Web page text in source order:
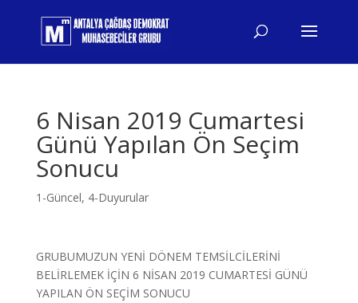
6 Nisan 2019 Cumartesi
Günü Yapılan Ön Seçim
Sonucu
1-Güncel, 4-Duyurular
GRUBUMUZUN YENİ DÖNEM TEMSİLCİLERİNİ
BELİRLEMEK İÇİN 6 NİSAN 2019 CUMARTESİ GÜNÜ
YAPILAN ÖN SEÇİM SONUCU